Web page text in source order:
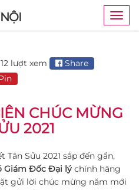
lượt xem
Share
CHÚC MỪNG
2021
Sửu 2021 sắp đến gần,
Giám Đốc Đại lý chính hãng
gửi lời chúc mừng năm mới